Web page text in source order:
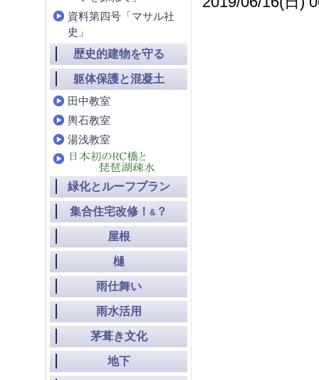
資料第四号「マサル社
史」
歴史的建物を守る
躯体保護と混凝土
田中教室
輿石教室
湯浅教室
緑化とルーフプラン
集合住宅改修！ & ？
屋根
樋
雨仕舞い
雨水活用
茅葺き文化
地下